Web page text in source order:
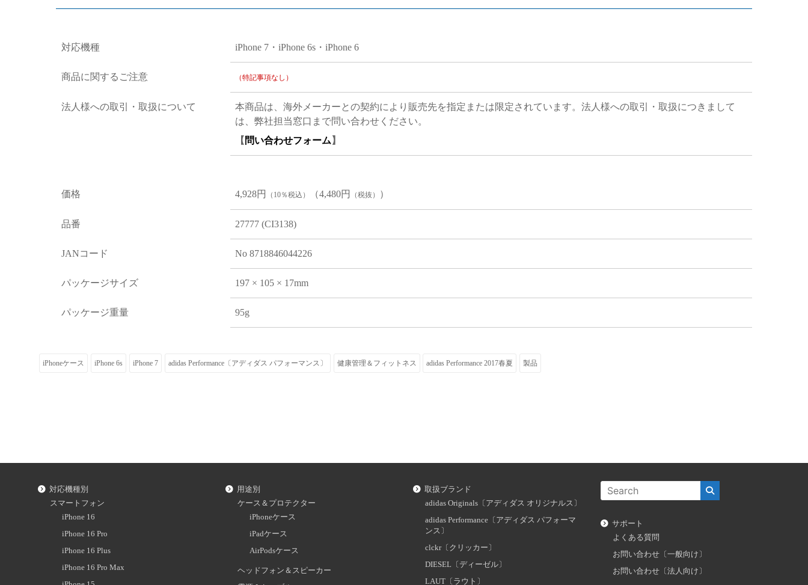
対応機種 iPhone 7・iPhone 6s・iPhone 6
商品に関するご注意 （特記事項なし）
法人様への取引・取扱について
本商品は、海外メーカーとの契約により販売先を指定または限定されています。法人様への取引・取扱につきまして
は、弊社担当窓口まで問い合わせください。
【 問い合わせフォーム 】
価格 4,928円 （10％税込） （4,480円 （税抜） ）
品番 27777 (CI3138)
JANコード No 8718846044226
パッケージサイズ 197 × 105 × 17mm
パッケージ重量 95g
iPhoneケース iPhone 6s iPhone 7 adidas Performance〔アディダス パフォーマンス〕 健康管理＆フィットネス adidas Performance 2017春夏 製品
対応機種別
スマートフォン
iPhone 16
iPhone 16 Pro
iPhone 16 Plus
iPhone 16 Pro Max
用途別
ケース＆プロテクター
iPhoneケース
iPadケース
AirPodsケース
ヘッドフォン＆スピーカー
取扱ブランド
adidas Originals〔アディダス オリジナルス〕
adidas Performance〔アディダス パフォーマ
ンス〕
clckr〔クリッカー〕
DIESEL〔ディーゼル〕
LAUT〔ラウト〕
サポート
よくある質問
お問い合わせ〔一般向け〕
お問い合わせ〔法人向け〕